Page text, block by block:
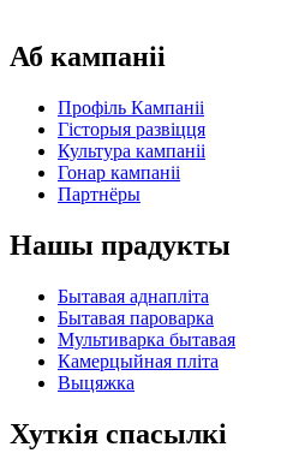
Аб кампаніі
Профіль Кампаніі
Гісторыя развіцця
Культура кампаніі
Гонар кампаніі
Партнёры
Нашы прадукты
Бытавая аднапліта
Бытавая пароварка
Мультиварка бытавая
Камерцыйная пліта
Выцяжка
Хуткія спасылкі